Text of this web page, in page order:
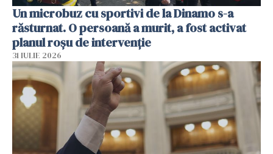
Un microbuz cu sportivi de la Dinamo s-a
răsturnat. O persoană a murit, a fost activat
planul roșu de intervenție
31 IULIE 2026